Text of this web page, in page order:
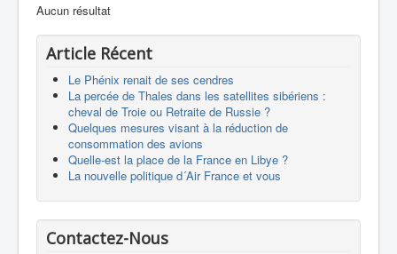
Europespace
Drones
Aucun résultat
Article Récent
Le Phénix renait de ses cendres
La percée de Thales dans les satellites sibériens :
cheval de Troie ou Retraite de Russie ?
Quelques mesures visant à la réduction de
consommation des avions
Quelle-est la place de la France en Libye ?
La nouvelle politique d´Air France et vous
Contactez-Nous